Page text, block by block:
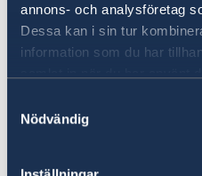
annons- och analysföretag
Dessa kan i sin tur
information som du har
Nödvändig
Länk tillPolisen .
Här finns